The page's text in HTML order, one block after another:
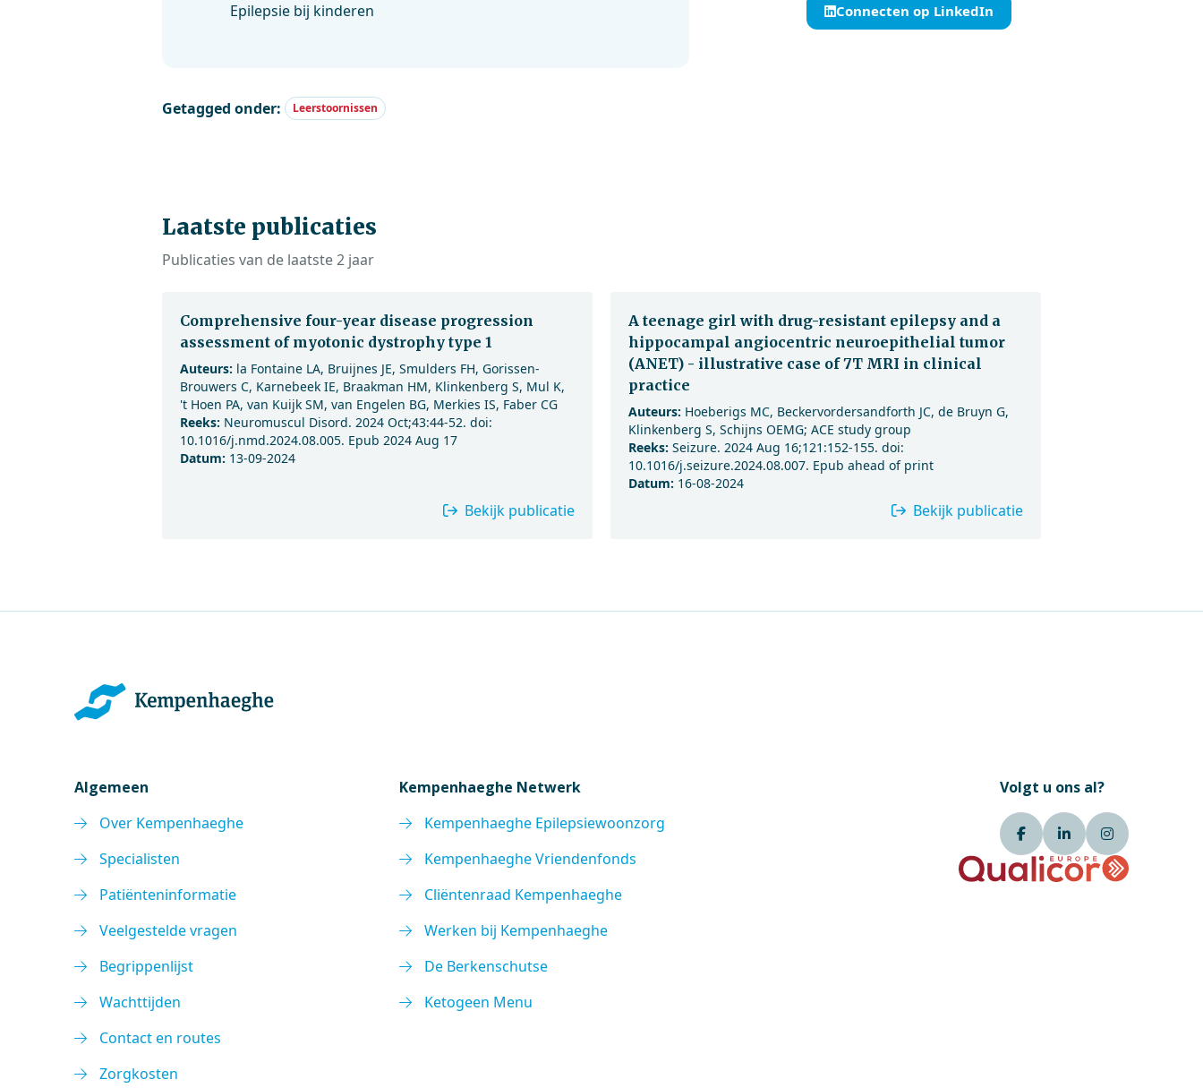
Connecten op LinkedIn
Epilepsie bij kinderen
Getagged onder: Leerstoornissen
Laatste publicaties
Publicaties van de laatste 2 jaar
Comprehensive four-year disease progression
assessment of myotonic dystrophy type 1
Auteurs: la Fontaine LA, Bruijnes JE, Smulders FH, Gorissen-
Brouwers C, Karnebeek IE, Braakman HM, Klinkenberg S, Mul K,
't Hoen PA, van Kuijk SM, van Engelen BG, Merkies IS, Faber CG
Reeks: Neuromuscul Disord. 2024 Oct;43:44-52. doi:
10.1016/j.nmd.2024.08.005. Epub 2024 Aug 17
Datum: 13-09-2024
Bekijk publicatie
A teenage girl with drug-resistant epilepsy and a
hippocampal angiocentric neuroepithelial tumor
(ANET) - illustrative case of 7T MRI in clinical
practice
Auteurs: Hoeberigs MC, Beckervordersandforth JC, de Bruyn G,
Klinkenberg S, Schijns OEMG; ACE study group
Reeks: Seizure. 2024 Aug 16;121:152-155. doi:
10.1016/j.seizure.2024.08.007. Epub ahead of print
Datum: 16-08-2024
Bekijk publicatie
Algemeen
Over Kempenhaeghe
Specialisten
Patiënteninformatie
Veelgestelde vragen
Begrippenlijst
Wachttijden
Contact en routes
Zorgkosten
Kempenhaeghe Netwerk
Kempenhaeghe Epilepsiewoonzorg
Kempenhaeghe Vriendenfonds
Cliëntenraad Kempenhaeghe
Werken bij Kempenhaeghe
De Berkenschutse
Ketogeen Menu
Volgt u ons al?